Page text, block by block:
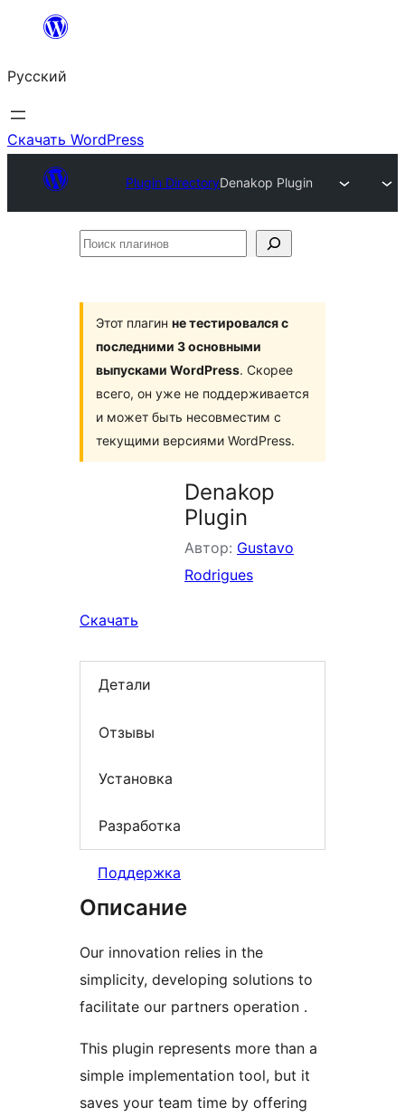
Перейти
содержимому
Русский
Скачать WordPress
Plugin DirectoryDenakop Plugin
Поиск
Этот плагин не тестировался с
последними 3 основными
выпусками WordPress. Скорее
всего, он уже не поддерживается
и может быть несовместим с
текущими версиями WordPress.
Denakop
Plugin
Автор: Gustavo
Rodrigues
Скачать
Детали
Отзывы
Установка
Разработка
Поддержка
Описание
Our innovation relies in the
simplicity, developing solutions to
facilitate our partners operation .
This plugin represents more than a
simple implementation tool, but it
saves your team time by offering